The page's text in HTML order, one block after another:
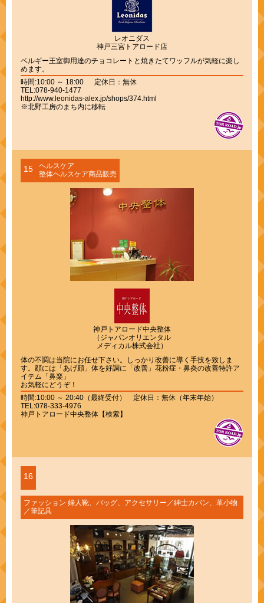
レオニダス
神戸三宮トアロード店
ベルギー王室御用達のチョコレートと焼きたてワッフルが気軽に楽し
めます。
時間:10:00 ～ 18:00 定休日：無休
TEL:078-940-1477
http://www.leonidas-alex.jp/shops/374.html
※北野工房のまち内に移転
15
ヘルスケア
整体ヘルスケア商品販売
神戸トアロード中央整体
（ジャパンオリエンタル
メディカル株式会社）
体の不調は当院にお任せ下さい。しっかり改善に導く手技を致しま
す。顔には「あげ顔」体を好調に「改善」花粉症・鼻炎の改善特許ア
イテム「鼻楽」
お気軽にどうぞ！
時間:10:00 ～ 20:40（最終受付） 定休日：無休（年末年始）
TEL:078-333-4976
神戸トアロード中央整体【検索】
16
ファッション 婦人靴、バッグ、アクセサリー／紳士カバン、革小物
／筆記具